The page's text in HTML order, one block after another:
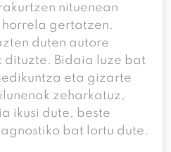
nituenean
gertatzen.
duten autore
dituzte. Bidaia luze bat
eta gizarte
zeharkatuz,
ikusi dute, beste
bat lortu dute.